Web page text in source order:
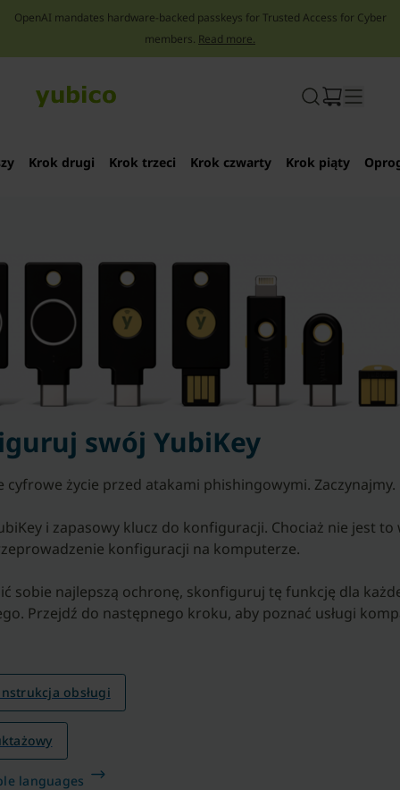
OpenAI mandates hardware-backed passkeys for Trusted Access for Cyber
members. Read more.
Krok drugi Krok trzeci Krok czwarty Krok piąty
swój YubiKey
cyfrowe życie przed atakami phishingowymi. Zaczynajmy.
i zapasowy klucz do konfiguracji. Chociaż nie jest to
konfiguracji na komputerze.
sobie najlepszą ochronę, skonfiguruj tę funkcję dla
Przejdź do następnego kroku, aby poznać usługi
obsługi
languages